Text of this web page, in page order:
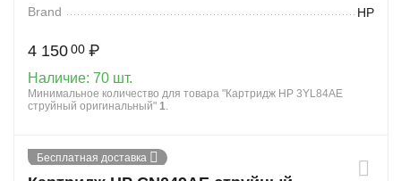
Brand
HP
4 150 00 ₽
Наличие: 70 шт.
Минимальное количество для товара "Картридж HP 3YL84AE
струйный оригинальный" 1.
Бесплатная доставка